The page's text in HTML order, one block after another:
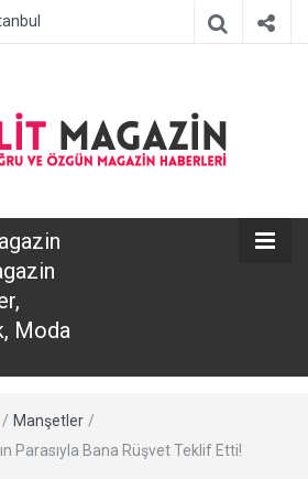
Elit Magazin
Haber, En Son
Magazin
Haberleri,
Moda
/ Manşetler /
Parasıyla Bana Rüşvet Teklif Etti!